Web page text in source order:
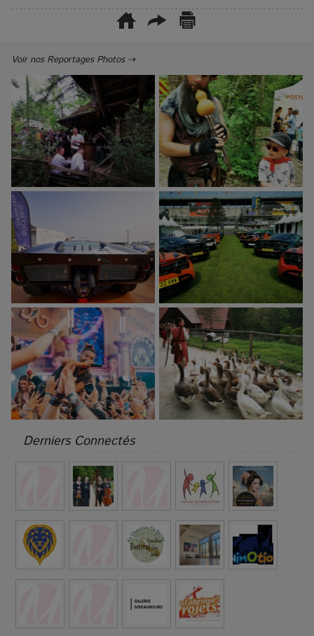
Voir nos Reportages Photos ⇢
Derniers Connectés